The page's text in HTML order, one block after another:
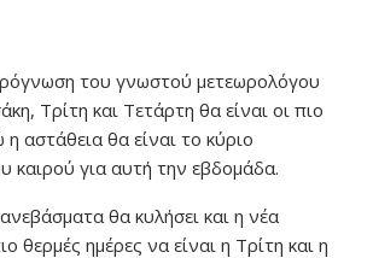
του γνωστού μετεωρολόγου
Τρίτη και Τετάρτη θα είναι οι πιο
αστάθεια θα είναι το κύριο
καιρού για αυτή την εβδομάδα.
θα κυλήσει και η νέα
θερμές ημέρες να είναι η Τρίτη και η